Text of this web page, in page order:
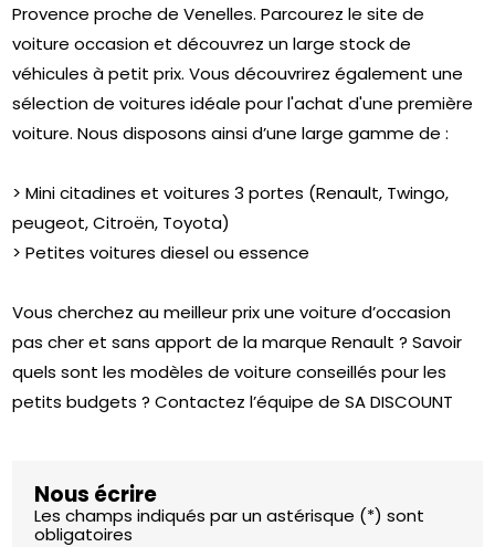
Provence proche de Venelles. Parcourez le site de
voiture occasion et découvrez un large stock de
véhicules à petit prix. Vous découvrirez également une
sélection de voitures idéale pour l'achat d'une première
voiture. Nous disposons ainsi d’une large gamme de :
> Mini citadines et voitures 3 portes (Renault, Twingo,
peugeot, Citroën, Toyota)
> Petites voitures diesel ou essence
Vous cherchez au meilleur prix une voiture d’occasion
pas cher et sans apport de la marque Renault ? Savoir
quels sont les modèles de voiture conseillés pour les
petits budgets ? Contactez l’équipe de SA DISCOUNT
Nous écrire
Les champs indiqués par un astérisque (*) sont
obligatoires